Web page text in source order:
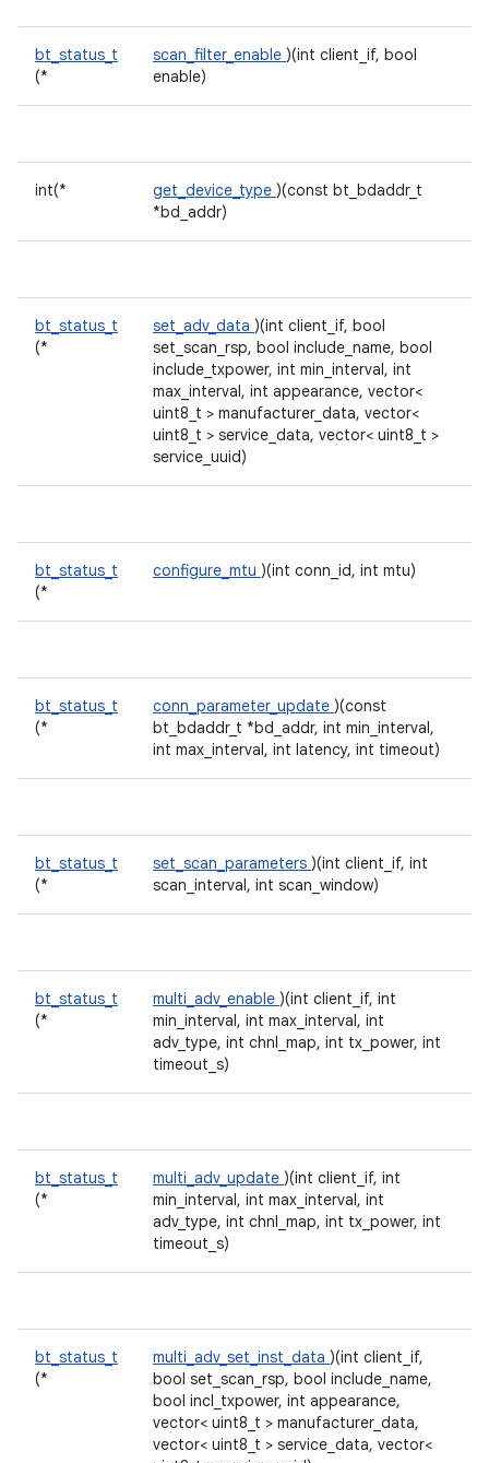
bt_status_t
(*
scan_filter_enable )(int client_if, bool
enable)
int(* get_device_type )(const bt_bdaddr_t
*bd_addr)
bt_status_t
(*
set_adv_data )(int client_if, bool
set_scan_rsp, bool include_name, bool
include_txpower, int min_interval, int
max_interval, int appearance, vector<
uint8_t > manufacturer_data, vector<
uint8_t > service_data, vector< uint8_t >
service_uuid)
bt_status_t
(*
configure_mtu )(int conn_id, int mtu)
bt_status_t
(*
conn_parameter_update )(const
bt_bdaddr_t *bd_addr, int min_interval,
int max_interval, int latency, int timeout)
bt_status_t
(*
set_scan_parameters )(int client_if, int
scan_interval, int scan_window)
bt_status_t
(*
multi_adv_enable )(int client_if, int
min_interval, int max_interval, int
adv_type, int chnl_map, int tx_power, int
timeout_s)
bt_status_t
(*
multi_adv_update )(int client_if, int
min_interval, int max_interval, int
adv_type, int chnl_map, int tx_power, int
timeout_s)
bt_status_t
(*
multi_adv_set_inst_data )(int client_if,
bool set_scan_rsp, bool include_name,
bool incl_txpower, int appearance,
vector< uint8_t > manufacturer_data,
vector< uint8_t > service_data, vector<